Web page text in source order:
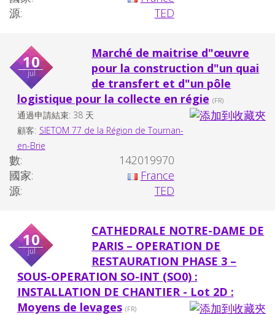
源:
TED
10
jul
Marché de maitrise d"œuvre
pour la construction d"un quai
de transfert et d"un pôle
logistique pour la collecte en régie (FR)
通過申請結束: 38 天
顧客: SIETOM 77 de la Région de Tournan-
en-Brie
數:
142019970
國家:
France
源:
TED
10
jul
CATHEDRALE NOTRE-DAME DE
PARIS – OPERATION DE
RESTAURATION PHASE 3 –
SOUS-OPERATION SO-INT (SO0) :
INSTALLATION DE CHANTIER - Lot 2D :
Moyens de levages (FR)